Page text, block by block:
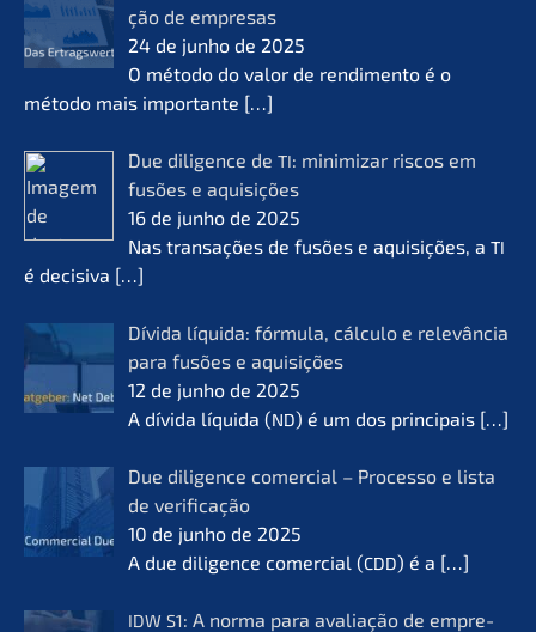
ção de empre­sas
24 de junho de 2025
O método do valor de rendi­men­to é o
método mais importan­te […]
Due diligence de TI: minimi­zar riscos em
fusões e aquisi­ções
16 de junho de 2025
Nas transa­ções de fusões e aquisi­ções, a TI
é decisi­va […]
Dívida líqui­da: fórmu­la, cálcu­lo e relevân­cia
para fusões e aquisi­ções
12 de junho de 2025
A dívida líqui­da (ND) é um dos princi­pais […]
Due diligence comer­cial – Proces­so e lista
de verifi­ca­ção
10 de junho de 2025
A due diligence comer­cial (CDD) é a […]
IDW S1: A norma para avalia­ção de empre­